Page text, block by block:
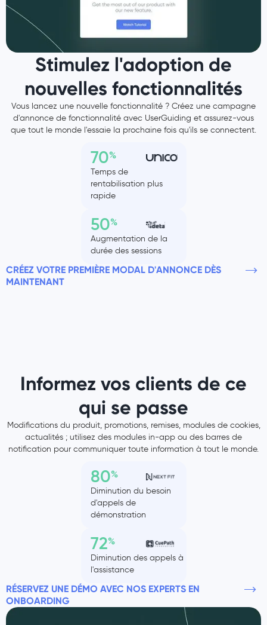
Stimulez l'adoption de
nouvelles fonctionnalités
Vous lancez une nouvelle fonctionnalité ? Créez une campagne
d'annonce de fonctionnalité avec UserGuiding et assurez-vous
que tout le monde l'essaie la prochaine fois qu'ils se connectent.
70%
Temps de
rentabilisation plus
rapide
50%
Augmentation de la
durée des sessions
CRÉEZ VOTRE PREMIÈRE MODAL D'ANNONCE DÈS
MAINTENANT
Informez vos clients de ce
qui se passe
Modifications du produit, promotions, remises, modules de cookies,
actualités ; utilisez des modules in-app ou des barres de
notification pour communiquer toute information à tout le monde.
80%
Diminution du besoin
d'appels de
démonstration
72%
Diminution des appels à
l'assistance
RÉSERVEZ UNE DÉMO AVEC NOS EXPERTS EN
ONBOARDING